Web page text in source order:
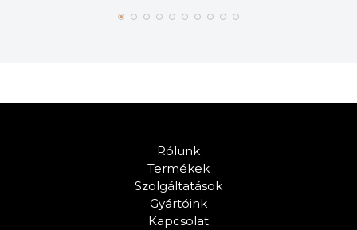
Rólunk
Termékek
Szolgáltatások
Gyártóink
Kapcsolat